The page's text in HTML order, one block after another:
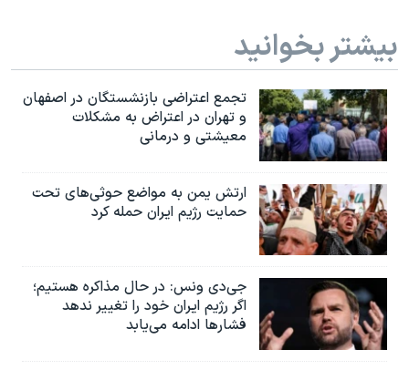
بیشتر بخوانید
تجمع اعتراضی بازنشستگان در اصفهان
و تهران در اعتراض به مشکلات
معیشتی و درمانی
ارتش یمن به مواضع حوثی‌های تحت
حمایت رژیم ایران حمله کرد
جی‌دی ونس: در حال مذاکره هستیم؛
اگر رژیم ایران خود را تغییر ندهد
فشارها ادامه می‌یابد